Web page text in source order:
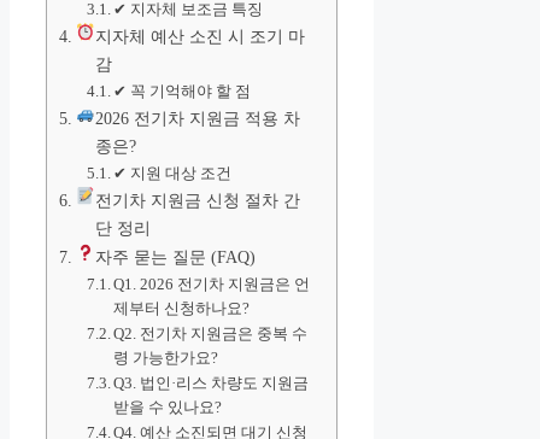
✔ 지자체 보조금 특징
지자체 예산 소진 시 조기 마
감
✔ 꼭 기억해야 할 점
2026 전기차 지원금 적용 차
종은?
✔ 지원 대상 조건
전기차 지원금 신청 절차 간
단 정리
자주 묻는 질문 (FAQ)
Q1. 2026 전기차 지원금은 언
제부터 신청하나요?
Q2. 전기차 지원금은 중복 수
령 가능한가요?
Q3. 법인·리스 차량도 지원금
받을 수 있나요?
Q4. 예산 소진되면 대기 신청